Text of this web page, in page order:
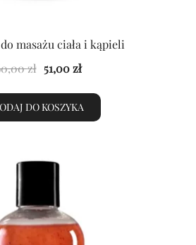
masażu ciała i kąpieli
zł Pierwotna
wynosiła:
60,00 zł.
51,00złAktualna
wynosi:
51,00 zł.
DO KOSZYKA